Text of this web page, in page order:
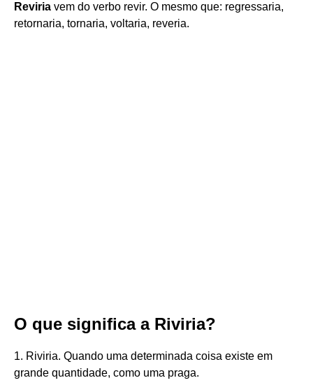
Reviria vem do verbo revir. O mesmo que: regressaria,
retornaria, tornaria, voltaria, reveria.
O que significa a Riviria?
1. Riviria. Quando uma determinada coisa existe em
grande quantidade, como uma praga.